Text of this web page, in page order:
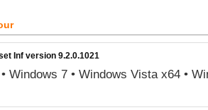
Inf version 9.2.0.1021
Windows 7 • Windows Vista x64 •